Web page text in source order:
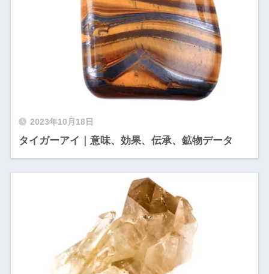
2023年10月18日
タイガーアイ｜意味、効果、伝承、鉱物データ